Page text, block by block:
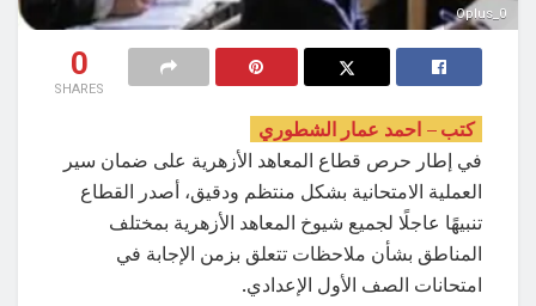
Oplus_0
0
SHARES
كتب – احمد عمار الشطوري
في إطار حرص قطاع المعاهد الأزهرية على ضمان سير
العملية الامتحانية بشكل منتظم ودقيق، أصدر القطاع
تنبيهًا عاجلًا لجميع شيوخ المعاهد الأزهرية بمختلف
المناطق بشأن ملاحظات تتعلق بزمن الإجابة في
امتحانات الصف الأول الإعدادي.